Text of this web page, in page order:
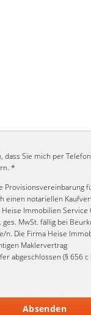
dass Sie mich per
*
Provisionsvereinbarung
einen notariellen
Immobilien Service
ges. MwSt. fällig bei
n. Die Firma Heise
Maklervertrag
abgeschlossen (§ 656 c
Absenden